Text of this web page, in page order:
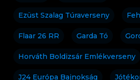
Ezüst Szalag Túraverseny
Flaar 26 RR Garda Tó
Horváth Boldizsár Emlékverseny
J24 Európa Bajnokság